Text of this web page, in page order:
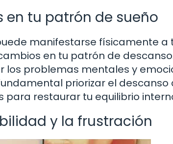
tu patrón de sueño
manifestarse físicamente
en tu patrón de
problemas mentales y
priorizar el
para restaurar tu equilibrio
y la frustración